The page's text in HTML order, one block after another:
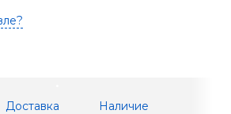
Доставка Наличие